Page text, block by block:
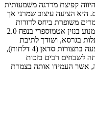
השלישי של המונדיאו (2000-2007) היווה קפיצת מדרגה משמעותית
היא הציעה עיצוב שמרני אך
משופרת ביחס לדורות
הקודמים. בישראל היא שווקה בעיקר עם מנוע בנזין אטמוספרי בנפח 2.0
כוחות סוס כתלות בגרסא, ושודך לתיבת
הילוכים אוטומטית פלנטרית. המונדאו הוצעה בתצורות סדאן (4 דלתות),
וזכתה לשבחים רבים בזכות
אשר העמידו אותה בצמרת